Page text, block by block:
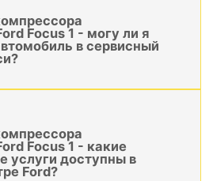
Focus 1 - могу ли я
в сервисный
Focus 1 - какие
услуги доступны в
Ford?